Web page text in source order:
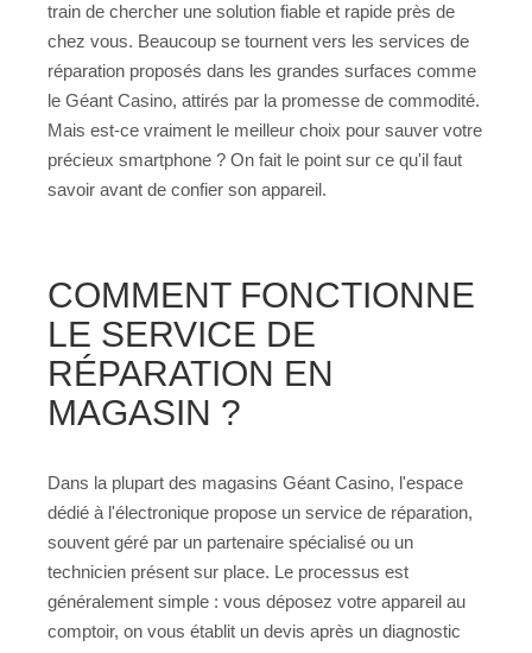
train de chercher une solution fiable et rapide près de
chez vous. Beaucoup se tournent vers les services de
réparation proposés dans les grandes surfaces comme
le Géant Casino, attirés par la promesse de commodité.
Mais est-ce vraiment le meilleur choix pour sauver votre
précieux smartphone ? On fait le point sur ce qu'il faut
savoir avant de confier son appareil.
COMMENT FONCTIONNE
LE SERVICE DE
RÉPARATION EN
MAGASIN ?
Dans la plupart des magasins Géant Casino, l'espace
dédié à l'électronique propose un service de réparation,
souvent géré par un partenaire spécialisé ou un
technicien présent sur place. Le processus est
généralement simple : vous déposez votre appareil au
comptoir, on vous établit un devis après un diagnostic